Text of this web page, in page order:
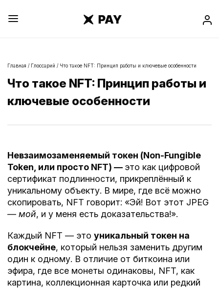
Главная / Глоссарий / Что такое NFT: Принцип работы и ключевые особенности
Что такое NFT: Принцип работы и
ключевые особенности
Невзаимозаменяемый токен (Non-Fungible
Token, или просто NFT) — это как цифровой
сертификат подлинности, прикреплённый к
уникальному объекту. В мире, где всё можно
скопировать, NFT говорит: «Эй! Вот этот JPEG
— мой, и у меня есть доказательства!».
Каждый NFT — это уникальный токен на
блокчейне, который нельзя заменить другим
один к одному. В отличие от биткоина или
эфира, где все монеты одинаковы, NFT, как
картина, коллекционная карточка или редкий